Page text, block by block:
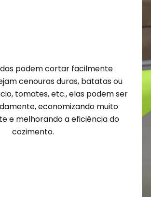
podem cortar facilmente
cenouras duras, batatas ou
tomates, etc., elas podem ser
economizando muito
e melhorando a eficiência do
cozimento.